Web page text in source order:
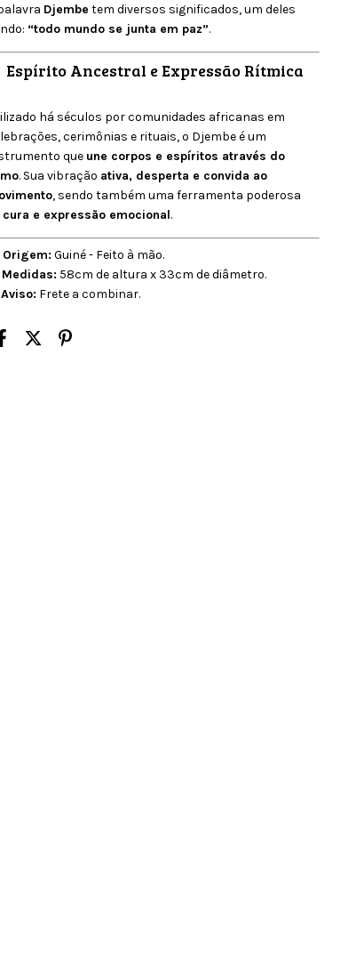
Djembe tem diversos significados, um deles
“todo mundo se junta em paz”.
Espírito Ancestral e Expressão Rítmica
há séculos por comunidades africanas em
cerimônias e rituais, o Djembe é um
que une corpos e espíritos através do
. Sua vibração ativa, desperta e convida ao
, sendo também uma ferramenta poderosa
cura e expressão emocional.
Origem: Guiné - Feito à mão.
Medidas: 58cm de altura x 33cm de diâmetro.
Aviso: Frete a combinar.